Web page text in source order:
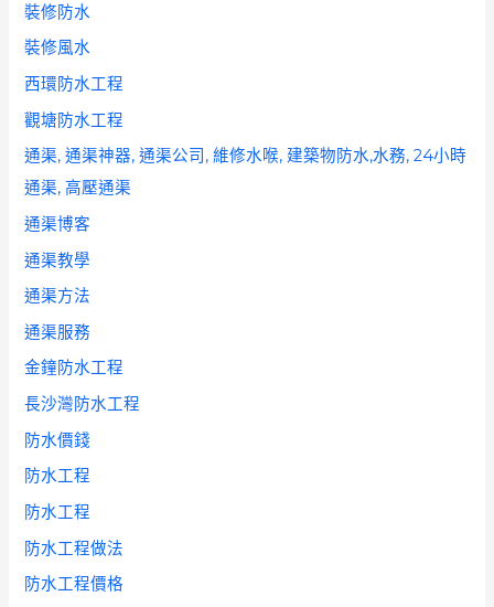
裝修防水
裝修風水
西環防水工程
觀塘防水工程
通渠, 通渠神器, 通渠公司, 維修水喉, 建築物防水,水務, 24小時
通渠, 高壓通渠
通渠博客
通渠教學
通渠方法
通渠服務
金鐘防水工程
長沙灣防水工程
防水價錢
防水工程
防水工程
防水工程做法
防水工程價格